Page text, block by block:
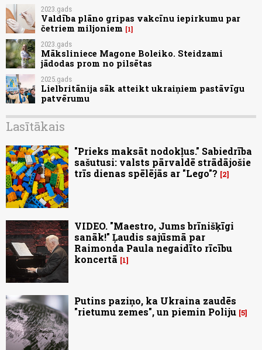
2023.gads
Valdība plāno gripas vakcīnu iepirkumu par
četriem miljoniem
1
2023.gads
Māksliniece Magone Boleiko. Steidzami
jādodas prom no pilsētas
2025.gads
Lielbritānija sāk atteikt ukraiņiem pastāvīgu
patvērumu
Lasītākais
"Prieks maksāt nodokļus." Sabiedrība
sašutusi: valsts pārvaldē strādājošie
trīs dienas spēlējās ar "Lego"?
2
VIDEO. "Maestro, Jums brīnišķīgi
sanāk!" Ļaudis sajūsmā par
Raimonda Paula negaidīto rīcību
koncertā
1
Putins paziņo, ka Ukraina zaudēs
"rietumu zemes", un piemin Poliju 5